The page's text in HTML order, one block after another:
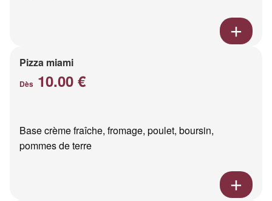
Pizza miami
Dès 10.00 €
Base crème fraîche, fromage, poulet, boursin,
pommes de terre